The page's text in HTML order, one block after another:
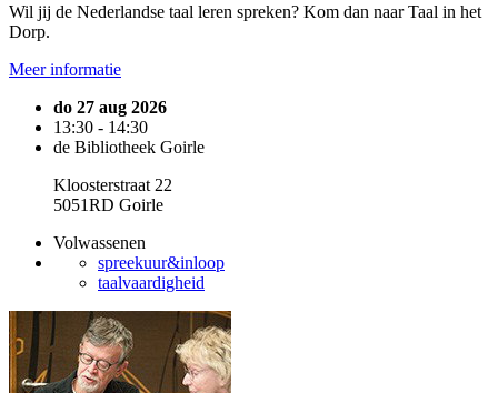
Wil jij de Nederlandse taal leren spreken? Kom dan naar Taal in het
Dorp.
Meer informatie
do 27 aug 2026
13:30 - 14:30
de Bibliotheek Goirle
Kloosterstraat 22
5051RD Goirle
Volwassenen
spreekuur&inloop
taalvaardigheid